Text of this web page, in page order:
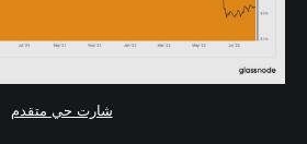
شارت حي متقدم